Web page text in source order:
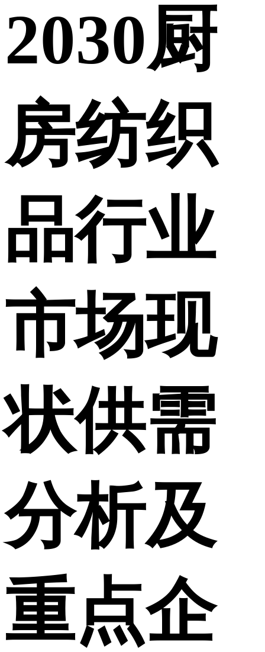
2030厨
房纺织
品行业
市场现
状供需
分析及
重点企